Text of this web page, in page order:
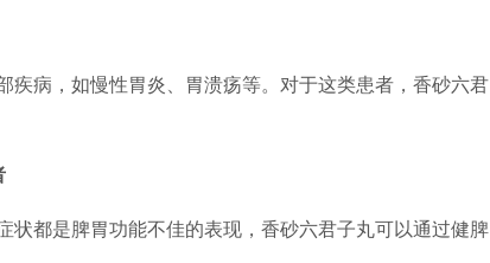
疾病，如慢性胃炎、胃溃疡等。对于这类患者，香砂六君
状都是脾胃功能不佳的表现，香砂六君子丸可以通过健脾